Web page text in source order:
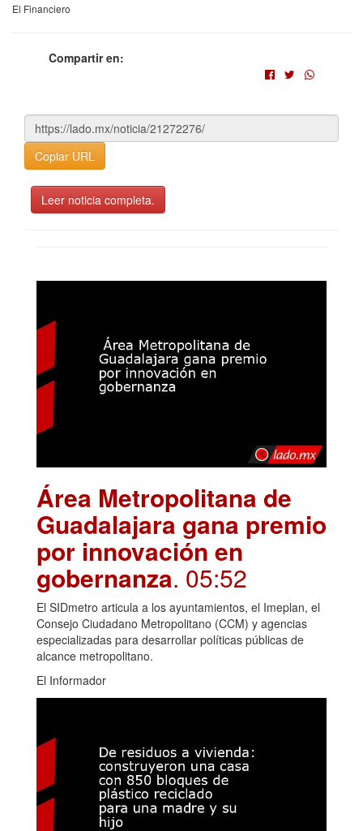
El Financiero
Compartir en:
Copiar URL
Leer noticia completa.
Área Metropolitana de
Guadalajara gana premio
por innovación en
gobernanza. 05:52
El SIDmetro articula a los ayuntamientos, el Imeplan, el
Consejo Ciudadano Metropolitano (CCM) y agencias
especializadas para desarrollar políticas públicas de
alcance metropolitano.
El Informador